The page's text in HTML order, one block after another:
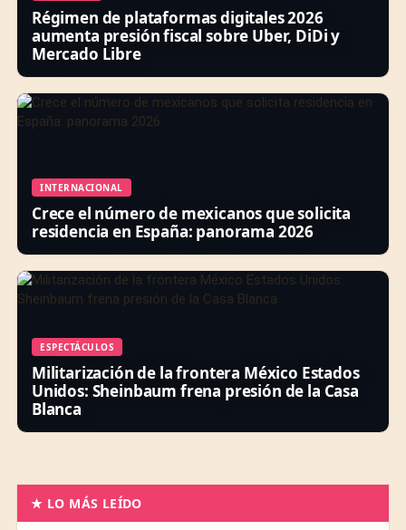
Régimen de plataformas digitales 2026
aumenta presión fiscal sobre Uber, DiDi y
Mercado Libre
INTERNACIONAL
Crece el número de mexicanos que solicita
residencia en España: panorama 2026
ESPECTÁCULOS
Militarización de la frontera México Estados
Unidos: Sheinbaum frena presión de la Casa
Blanca
★ LO MÁS LEÍDO